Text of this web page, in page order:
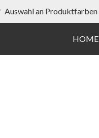
Auswahl an Produktfarben
HOME